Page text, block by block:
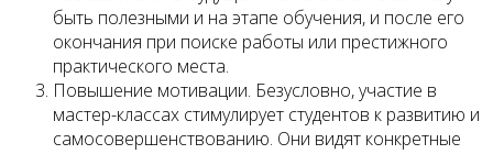
быть полезными и на этапе обучения, и после его
окончания при поиске работы или престижного
практического места.
Повышение мотивации. Безусловно, участие в
мастер-классах стимулирует студентов к развитию и
самосовершенствованию. Они видят конкретные